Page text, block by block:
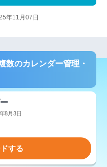
年11月07日
のカレンダー管理・
8月3日
する